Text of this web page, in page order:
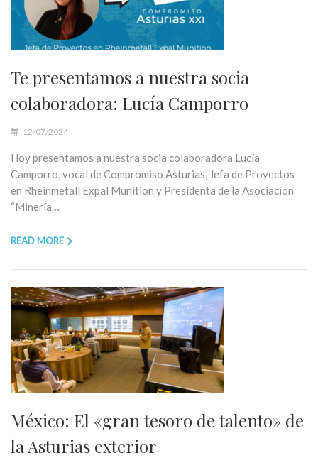
Te presentamos a nuestra socia
colaboradora: Lucía Camporro
12/07/2024
Hoy presentamos a nuestra socia colaboradora Lucía
Camporro, vocal de Compromiso Asturias, Jefa de Proyectos
en Rheinmetall Expal Munition y Presidenta de la Asociación
“Minería…
READ MORE
México: El «gran tesoro de talento» de
la Asturias exterior